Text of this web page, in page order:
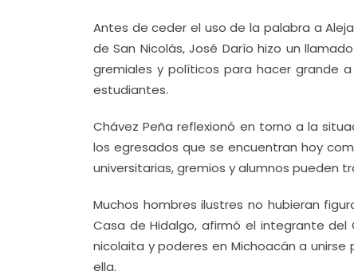
Antes de ceder el uso de la palabra a
de San Nicolás, José Darío hizo un
gremiales y políticos para hacer grande
estudiantes.
Chávez Peña reflexionó en torno a la
los egresados que se encuentran hoy
universitarias, gremios y alumnos pueden
Muchos hombres ilustres no hubieran
Casa de Hidalgo, afirmó el integrante
nicolaita y poderes en Michoacán a
ella.